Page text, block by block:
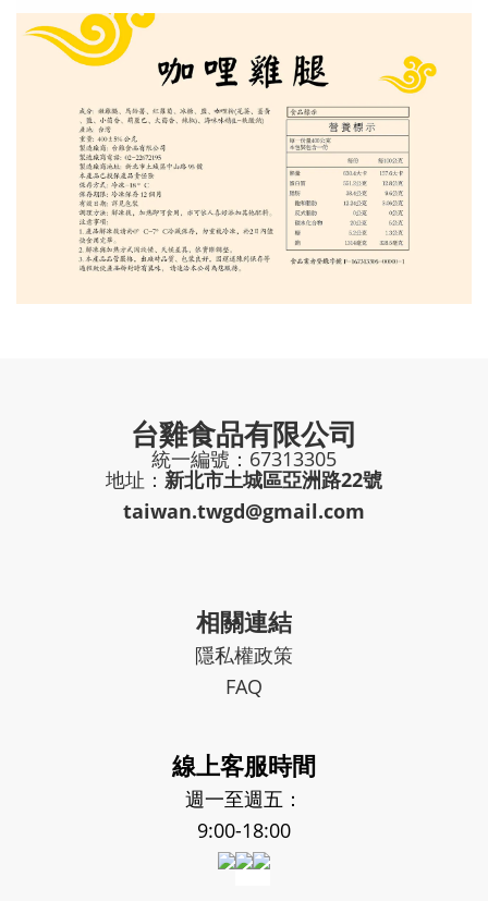
台雞食品有限公司
統一編號：67313305
地址： 新北市土城區亞洲路22號
taiwan.twgd@gmail.com
相關連結
隱私權政策
FAQ
線上客服時間
週一至週五：
9:00-18:00